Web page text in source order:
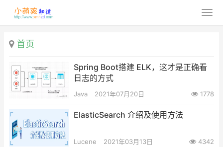
首页
Spring Boot搭建 ELK，这才是正确看
日志的方式
Java 2021年07月20日 1778
ElasticSearch 介绍及使用方法
Lucene 2021年03月13日 4342